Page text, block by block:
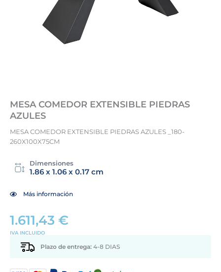
MESA COMEDOR EXTENSIBLE PIEDRAS
AZULES
MESA COMEDOR EXTENSIBLE PIEDRAS AZULES _180-
260X100X75CM
Dimensiones
1.86 x 1.06 x 0.17 cm
Más información
1.611,43 €
IVA INCLUIDO
Plazo de entrega: 4-8 DIAS